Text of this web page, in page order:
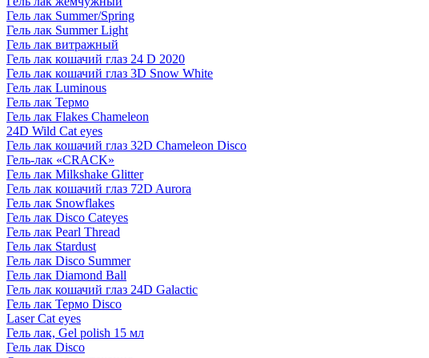
Гель лак Summer/Spring
Гель лак Summer Light
Гель лак витражный
Гель лак кошачий глаз 24 D 2020
Гель лак кошачий глаз 3D Snow White
Гель лак Luminous
Гель лак Термо
Гель лак Flakes Chameleon
24D Wild Cat eyes
Гель лак кошачий глаз 32D Chameleon Disco
Гель-лак «CRACK»
Гель лак Milkshake Glitter
Гель лак кошачий глаз 72D Aurora
Гель лак Snowflakes
Гель лак Disco Cateyes
Гель лак Pearl Thread
Гель лак Stardust
Гель лак Disco Summer
Гель лак Diamond Ball
Гель лак кошачий глаз 24D Galactic
Гель лак Термо Disco
Laser Cat eyes
Гель лак, Gel polish 15 мл
Гель лак Disco